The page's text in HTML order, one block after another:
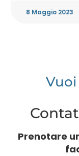
8 Maggio 2023
Prenotare